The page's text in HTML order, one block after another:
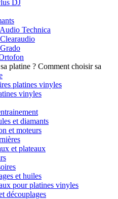
DJ
Technica
Comment choisir sa
platines vinyles
vinyles
et diamants
et moteurs
et plateaux
et huiles
pour platines vinyles
découplages